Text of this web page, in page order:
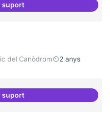
suport
Definició del currículum del
del Canòdrom
2 anys
suport
IA i drets humans